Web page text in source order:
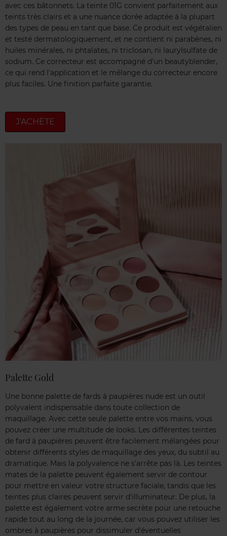
avec ces bâtonnets. La teinte 01G convient parfaitement aux
teints très clairs et a une nuance dorée adaptée à la plupart
des types de peau en tant que base. Ce produit est végétalien
et testé dermatologiquement, et ne contient ni parabènes, ni
huiles minérales, ni phtalates, ni triclosan, ni laurylsulfate de
sodium. Ce correcteur est accompagné d'un beautyblender,
ce qui rend l'application et le mélange du correcteur encore
plus faciles. Une finition parfaite garantie.
J'ACHÈTE
Palette Gold
Une bonne palette de fards à paupières nude est un outil
polyvalent indispensable dans toute collection de
maquillage. Avec cette seule palette entre vos mains, vous
pouvez créer une multitude de looks. Les différentes teintes
de fard à paupières peuvent être facilement mélangées pour
obtenir différents styles de maquillage des yeux, du subtil au
dramatique. Mais la polyvalence ne s'arrête pas là. Les teintes
mates de la palette peuvent également servir de contour
pour mettre en valeur votre structure faciale, tandis que les
teintes plus claires peuvent servir d'illuminateur. De plus, la
palette est également votre arme secrète pour une retouche
rapide tout au long de la journée, car vous pouvez utiliser les
ombres à paupières pour dissimuler d'éventuelles